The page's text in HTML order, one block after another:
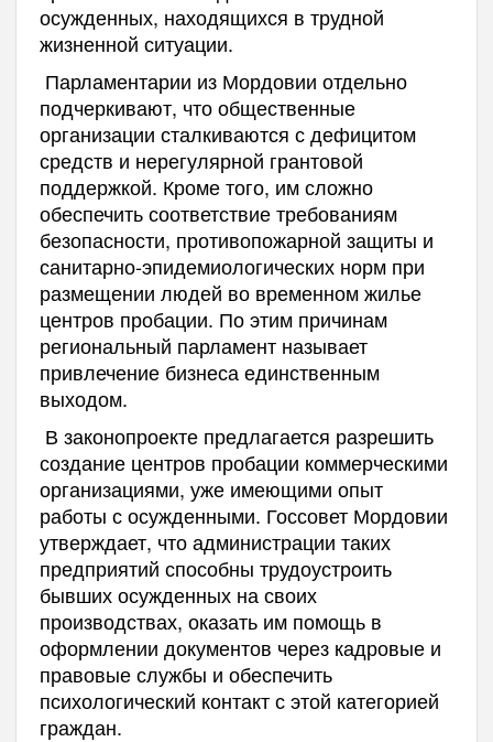
осужденных, находящихся в трудной
жизненной ситуации.
Парламентарии из Мордовии отдельно
подчеркивают, что общественные
организации сталкиваются с дефицитом
средств и нерегулярной грантовой
поддержкой. Кроме того, им сложно
обеспечить соответствие требованиям
безопасности, противопожарной защиты и
санитарно-эпидемиологических норм при
размещении людей во временном жилье
центров пробации. По этим причинам
региональный парламент называет
привлечение бизнеса единственным
выходом.
В законопроекте предлагается разрешить
создание центров пробации коммерческими
организациями, уже имеющими опыт
работы с осужденными. Госсовет Мордовии
утверждает, что администрации таких
предприятий способны трудоустроить
бывших осужденных на своих
производствах, оказать им помощь в
оформлении документов через кадровые и
правовые службы и обеспечить
психологический контакт с этой категорией
граждан.